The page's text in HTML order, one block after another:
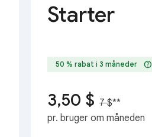
Starter
50 % rabat i 3 måneder help
3,50 $ 7 $**
pr. bruger om måneden